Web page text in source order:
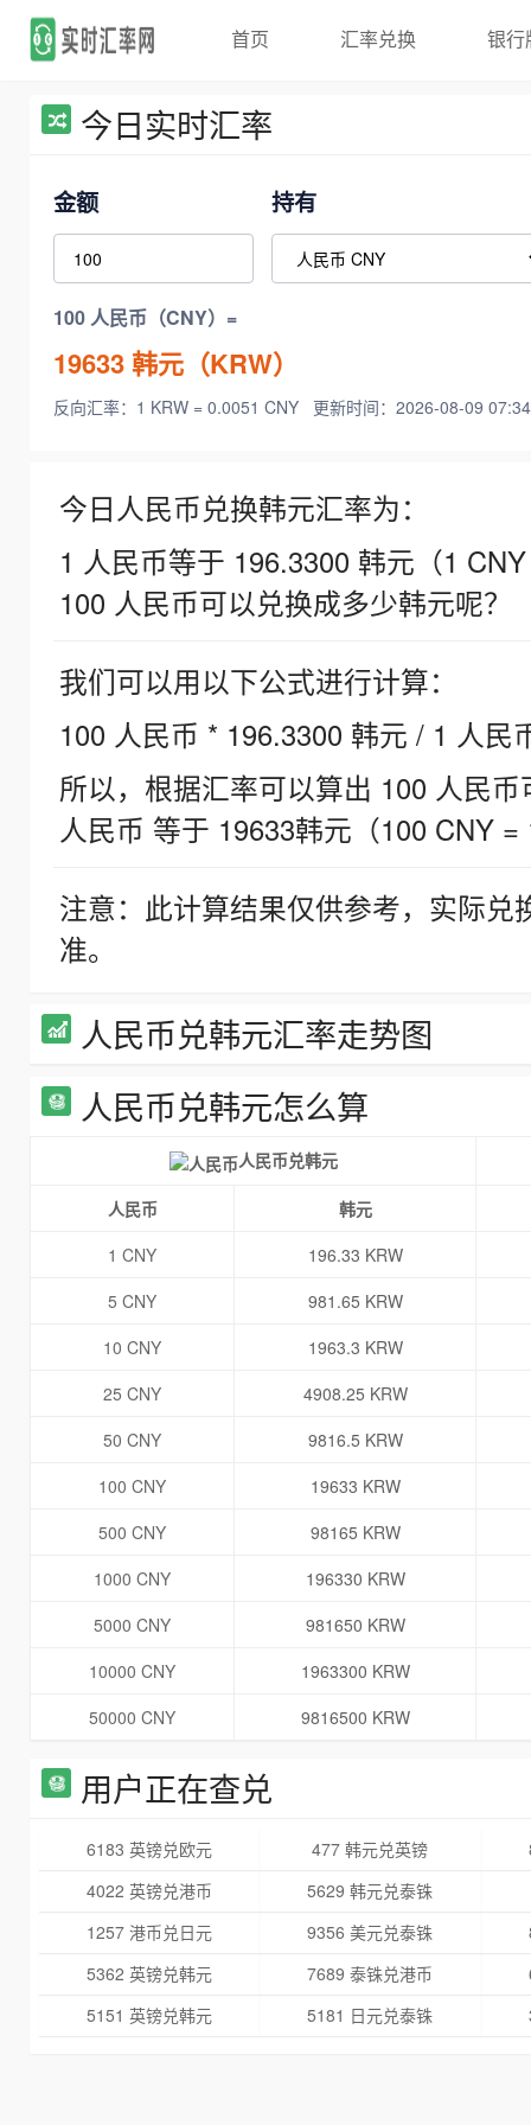
首页 汇率兑换 银行
今日实时汇率
金额 持有
100 人民币（CNY）=
19633韩元（KRW）
反向汇率：1 KRW = 0.0051 CNY 更新时间：2026-08-09
今日人民币兑换韩元汇率为：
1 人民币等于 196.3300 韩元（1
100 人民币可以兑换成多少韩元呢？
我们可以用以下公式进行计算：
100 人民币 * 196.3300 韩元 / 1 人民
所以，根据汇率可以算出 100 人民
人民币 等于 19633韩元（100 CNY =
注意：此计算结果仅供参考，实际
准。
人民币兑韩元汇率走势图
人民币兑韩元怎么算
人民币兑韩元
人民币
韩元
1 CNY
196.33 KRW
5 CNY
981.65 KRW
10 CNY
1963.3 KRW
25 CNY
4908.25 KRW
50 CNY
9816.5 KRW
100 CNY
19633 KRW
500 CNY
98165 KRW
1000 CNY
196330 KRW
5000 CNY
981650 KRW
10000 CNY
1963300 KRW
50000 CNY
9816500 KRW
用户正在查兑
6183 英镑兑欧元 477 韩元兑英镑
4022 英镑兑港币
5629 韩元兑泰铢
1257 港币兑日元
9356 美元兑泰铢
5362 英镑兑韩元
7689 泰铢兑港币
5151 英镑兑韩元
5181 日元兑泰铢